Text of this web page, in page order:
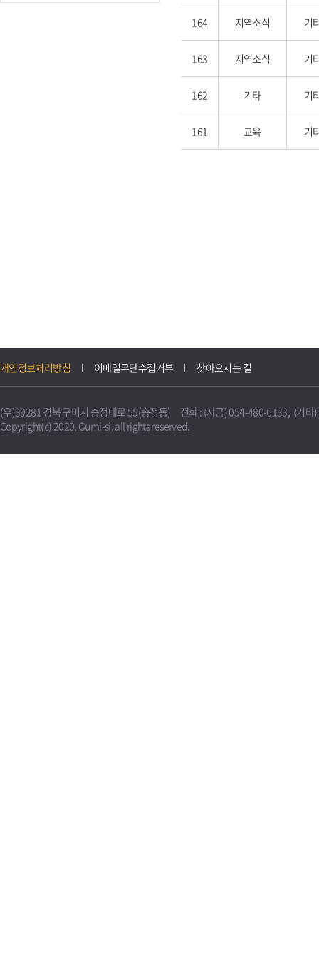
164 지역소식 기
163 지역소식 기
162 기타 기
161 교육 기
개인정보처리방침 이메일무단수집거부 찾아오시는 길
(우)39281 경북 구미시 송정대로 55(송정동) 전화 : (자금) 054-480-6133, (기타
Copyright(c) 2020. Gumi-si. all rights reserved.